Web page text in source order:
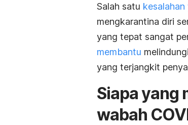
Salah satu
mengkarantina diri
yang tepat sangat
membantu
yang terjangkit
Siapa yang
wabah